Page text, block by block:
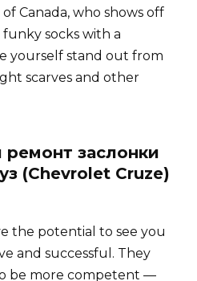
Canada, who shows off
socks with a
yourself stand out from
scarves and other
заслонки
(Chevrolet Cruze)
the potential to see you
and successful. They
be more competent —